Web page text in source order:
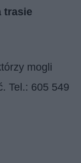
trasie
mogli
Tel.: 605 549